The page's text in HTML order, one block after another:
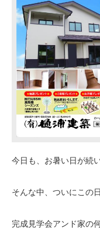
今日も、お暑い日が続
そんな中、ついにこの
完成見学会アンド家の